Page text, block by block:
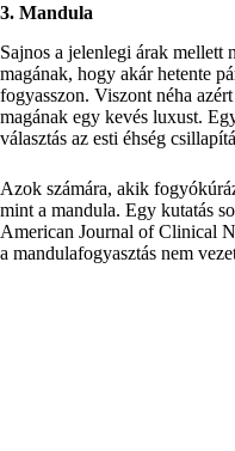
3. Mandula
Sajnos a jelenlegi árak mellett
magának, hogy akár hetente
fogyasszon. Viszont néha
magának egy kevés luxust.
választás az esti éhség
Azok számára, akik
mint a mandula. Egy kutatás
American Journal of Clinical
a mandulafogyasztás nem